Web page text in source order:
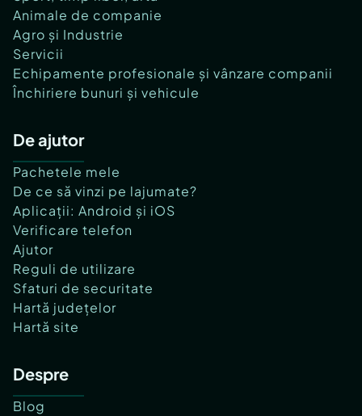
Animale de companie
Agro și Industrie
Servicii
Echipamente profesionale și vânzare companii
Închiriere bunuri și vehicule
De ajutor
Pachetele mele
De ce să vinzi pe lajumate?
Aplicații: Android și iOS
Verificare telefon
Ajutor
Reguli de utilizare
Sfaturi de securitate
Hartă județelor
Hartă site
Despre
Blog